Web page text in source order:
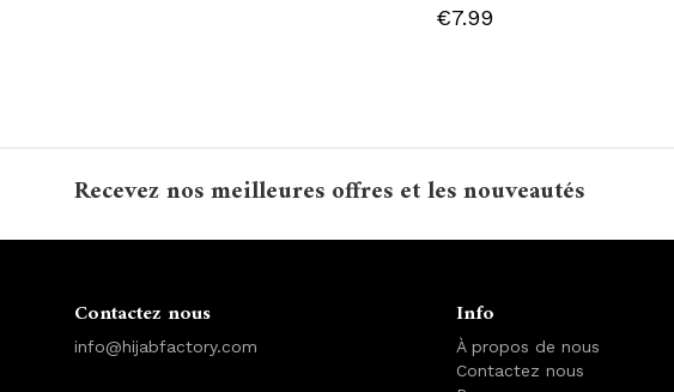
€7.99
Recevez nos meilleures offres et les nouveautés
Contactez nous
info@hijabfactory.com
Info
À propos de nous
Contactez nous